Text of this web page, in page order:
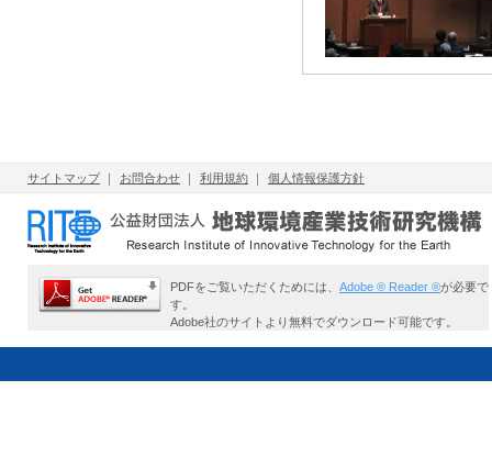
サイトマップ｜ お問合わせ ｜ 利用規約 ｜ 個人情報保護方針
PDFをご覧いただくためには、 Adobe ® Reader ®が必要で
す。
Adobe社のサイトより無料でダウンロード可能です。